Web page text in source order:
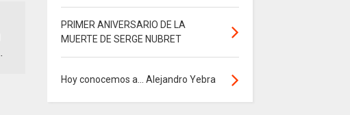
PRIMER ANIVERSARIO DE LA
MUERTE DE SERGE NUBRET
Hoy conocemos a... Alejandro Yebra